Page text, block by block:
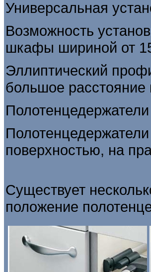
Универсальная
Возможность
шкафы шириной от
Эллиптический
большое
поверхностью, на
Существует
положение